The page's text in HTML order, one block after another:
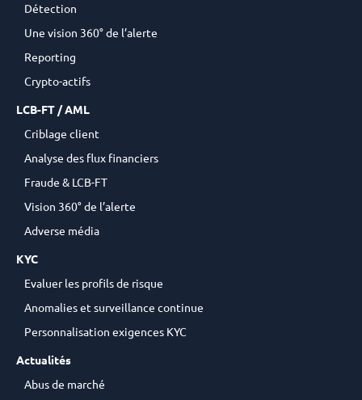
Détection
Une vision 360° de l’alerte
Reporting
Crypto-actifs
LCB-FT / AML
Criblage client
Analyse des flux financiers
Fraude & LCB-FT
Vision 360° de l’alerte
Adverse média
KYC
Evaluer les profils de risque
Anomalies et surveillance continue
Personnalisation exigences KYC
Actualités
Abus de marché